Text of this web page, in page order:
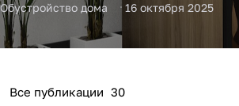
Обустройство дома 16 октября 2025
Все публикации 30